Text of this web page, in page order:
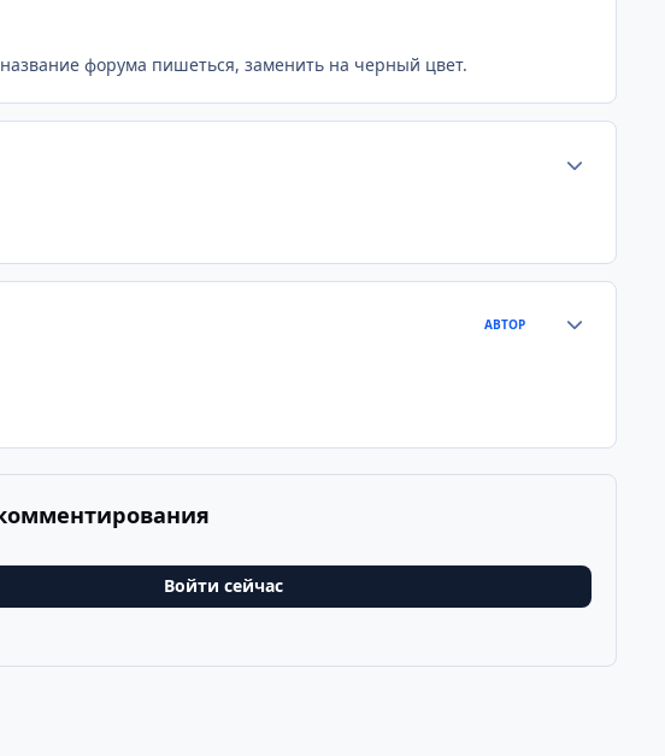
форума пишеться, заменить на черный цвет.
АВТОР
Войти сейчас